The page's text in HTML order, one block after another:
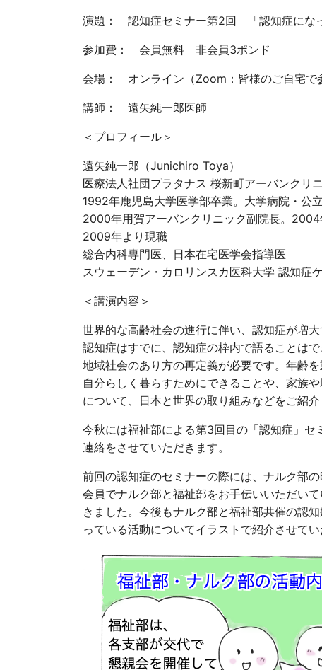
演題： 認知症セミナー第2回 「認知症にな
参加費： 会員無料 非会員3ポンド
会場： オンライン（Zoom：皆様のご自宅で
講師： 遠矢純一郎医師
＜プロフィール＞
遠矢純一郎（Junichiro Toya）
医療法人社団プラタナス 桜新町アーバンク
1992年鹿児島大学医学部卒業。大学病院・公
2000年用賀アーバンクリニック副院長。2004
2009年より現職
総合内科専門医、日本在宅医学会指導医
スウェーデン・カロリンスカ医科大学 認知症
＜講演内容＞
世界的な高齢社会の進行に伴い、認知症が増大
認知症はすでに、認知症の枠内で語ることは
地域社会のあり方の再定義が必要です。年齢
自分らしく暮らすためにできることや、家族
について、日本と世界の取り組みなどをご紹介
今秋には福祉部による第3回目の「認知症」
連絡をさせていただきます。
前回の認知症のセミナーの際には、ナルク部
会員でナルク部と福祉部をお手伝いいただい
きました。今後もナルク部と福祉部共催の認
っている活動についてイラストで紹介させてい